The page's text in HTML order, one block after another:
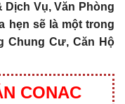
Vụ, Văn Phòng
hẹn sẽ là một trong
Chung Cư, Căn Hộ
CONAC